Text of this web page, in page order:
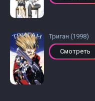
Триган (1998)
Смотреть